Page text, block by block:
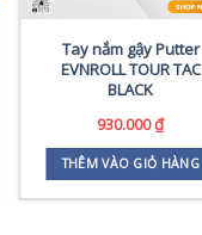
Tay nắm gậy Putter
EVNROLL TOUR TAC
BLACK
930.000₫
THÊM VÀO GIỎ HÀNG